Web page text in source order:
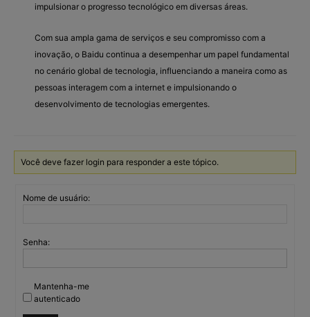
impulsionar o progresso tecnológico em diversas áreas.
Com sua ampla gama de serviços e seu compromisso com a
inovação, o Baidu continua a desempenhar um papel fundamental
no cenário global de tecnologia, influenciando a maneira como as
pessoas interagem com a internet e impulsionando o
desenvolvimento de tecnologias emergentes.
Você deve fazer login para responder a este tópico.
Nome de usuário:
Senha:
Mantenha-me
autenticado